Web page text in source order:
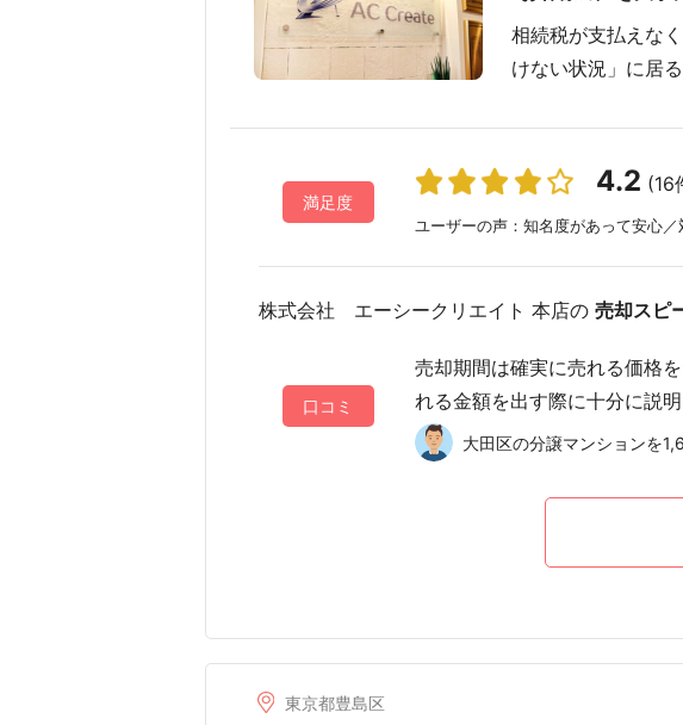
相続税が支払えな
けない状況」に居
満足度
4.2 (16
ユーザーの声：知名度があって安心
株式会社 エーシークリエイト 本店の 売却スピ
口コミ
売却期間は確実に売れる価格
れる金額を出す際に十分に説
大田区の分譲マンションを
東京都豊島区